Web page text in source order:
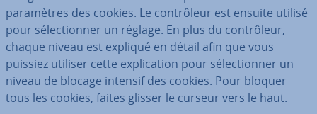
pa­ra­mètres des cookies. Le con­trô­leur est ensuite utilisé
pour sé­lec­tion­ner un réglage. En plus du con­trô­leur,
chaque niveau est expliqué en détail afin que vous
puissiez utiliser cette ex­pli­ca­tion pour sé­lec­tion­ner un
niveau de blocage intensif des cookies. Pour bloquer
tous les cookies, faites glisser le curseur vers le haut.